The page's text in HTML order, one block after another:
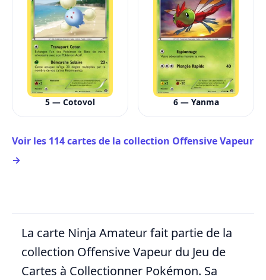
5 — Cotovol 6 — Yanma
Voir les 114 cartes de la collection Offensive Vapeur
→
La carte Ninja Amateur fait partie de la
collection Offensive Vapeur du Jeu de
Cartes à Collectionner Pokémon. Sa